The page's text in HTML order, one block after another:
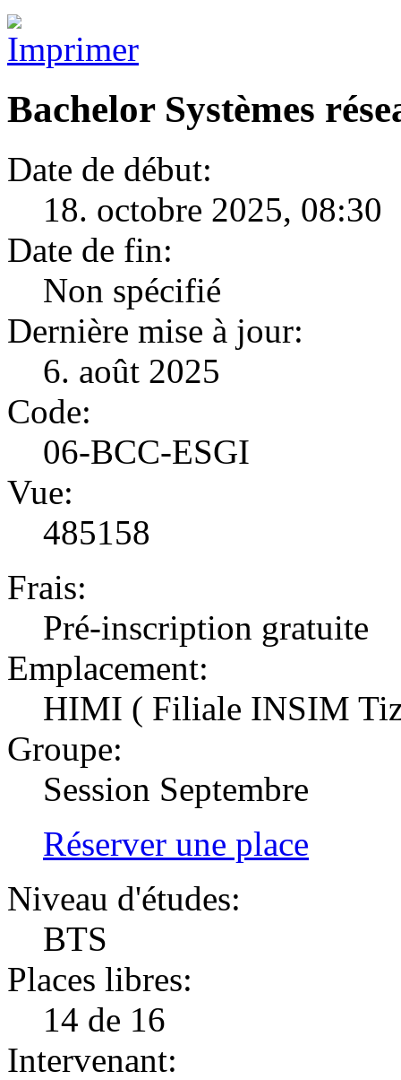
Bachelor Systèmes
Date de début:
18. octobre 2025, 08:30
Date de fin:
Non spécifié
Dernière mise à jour:
6. août 2025
Code:
06-BCC-ESGI
Vue:
485158
Frais:
Pré-inscription gratuite
Emplacement:
HIMI ( Filiale INSIM
Groupe:
Session Septembre
Réserver une place
Niveau d'études:
BTS
Places libres:
14 de 16
Intervenant: